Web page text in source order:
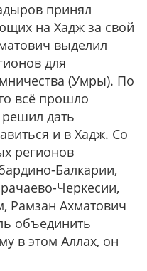
принял
на Хадж за свой
выделил
для
(Умры). По
всё прошло
решил дать
и в Хадж. Со
регионов
Балкарии,
Черкесии,
Рамзан Ахматович
объединить
в этом Аллах, он